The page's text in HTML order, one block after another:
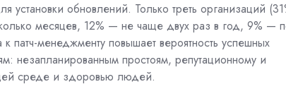
установки обновлений. Только треть организаций
месяцев, 12% — не чаще двух раз в год, 9% —
патч-менеджменту повышает вероятность успешных
незапланированным простоям, репутационному и
среде и здоровью людей.